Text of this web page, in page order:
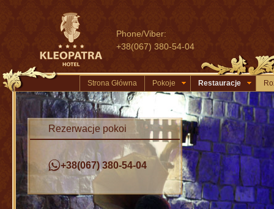
Phone/Viber:
+38(067) 380-54-04
Strona Główna Pokoje Restauracje
Rezerwacje pokoi
+38(067) 380-54-04